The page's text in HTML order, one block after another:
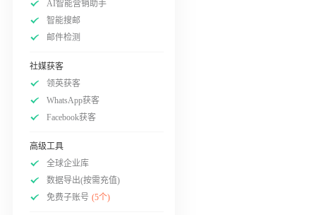
AI智能营销助手
智能搜邮
邮件检测
社媒获客
领英获客
WhatsApp获客
Facebook获客
高级工具
全球企业库
数据导出(按需充值)
免费子账号 (5个)